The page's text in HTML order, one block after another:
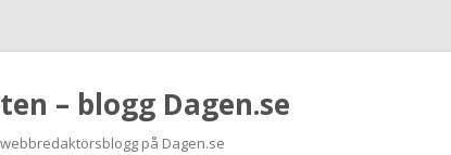
– blogg Dagen.se
på Dagen.se